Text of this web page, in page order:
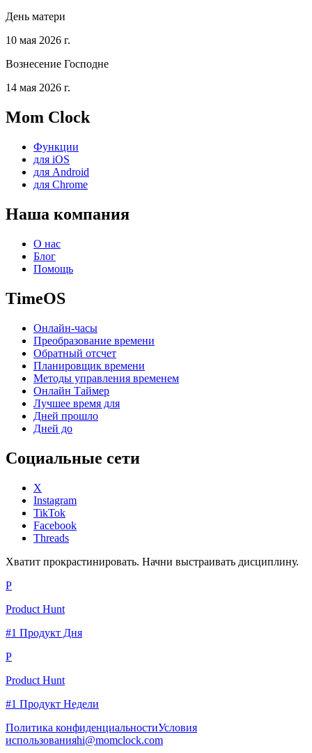
День матери
10 мая 2026 г.
Вознесение Господне
14 мая 2026 г.
Mom Clock
Функции
для iOS
для Android
для Chrome
Наша компания
О нас
Блог
Помощь
TimeOS
Онлайн-часы
Преобразование времени
Обратный отсчет
Планировщик времени
Методы управления временем
Онлайн Таймер
Лучшее время для
Дней прошло
Дней до
Социальные сети
X
Instagram
TikTok
Facebook
Threads
Хватит прокрастинировать. Начни выстраивать дисциплину.
P
Product Hunt
#1 Продукт Дня
P
Product Hunt
#1 Продукт Недели
Политика конфиденциальностиУсловия
использованияhi@momclock.com